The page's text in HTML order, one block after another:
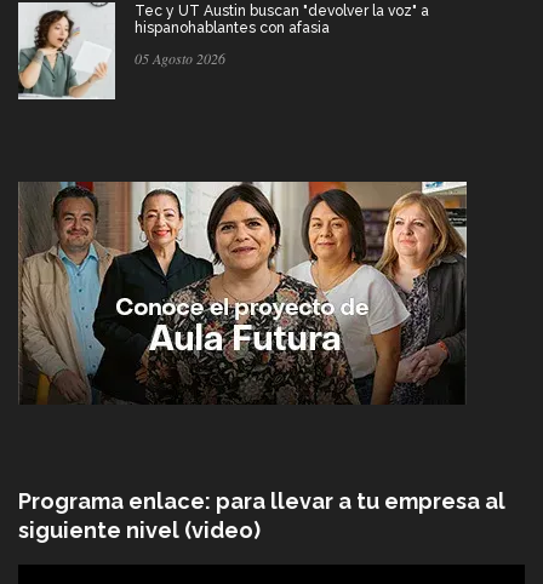
Tec y UT Austin buscan "devolver la voz" a
hispanohablantes con afasia
05 Agosto 2026
Programa enlace: para llevar a tu empresa al
siguiente nivel (video)